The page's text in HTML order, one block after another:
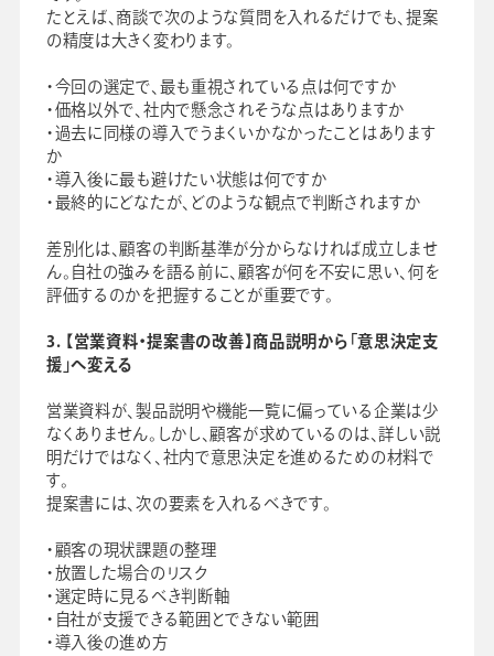
たとえば、商談で次のような質問を入れるだけでも、提案
の精度は大きく変わります。
・今回の選定で、最も重視されている点は何ですか
・価格以外で、社内で懸念されそうな点はありますか
・過去に同様の導入でうまくいかなかったことはあります
か
・導入後に最も避けたい状態は何ですか
・最終的にどなたが、どのような観点で判断されますか
差別化は、顧客の判断基準が分からなければ成立しませ
ん。自社の強みを語る前に、顧客が何を不安に思い、何を
評価するのかを把握することが重要です。
3. 【営業資料・提案書の改善】商品説明から「意思決定支
援」へ変える
営業資料が、製品説明や機能一覧に偏っている企業は少
なくありません。しかし、顧客が求めているのは、詳しい説
明だけではなく、社内で意思決定を進めるための材料で
す。
提案書には、次の要素を入れるべきです。
・顧客の現状課題の整理
・放置した場合のリスク
・選定時に見るべき判断軸
・自社が支援できる範囲とできない範囲
・導入後の進め方